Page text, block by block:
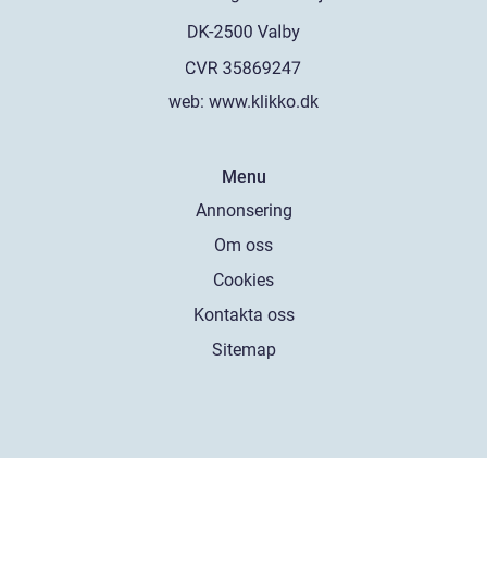
web: www.klikko.dk
Menu
Annonsering
Om oss
Cookies
Kontakta oss
Sitemap